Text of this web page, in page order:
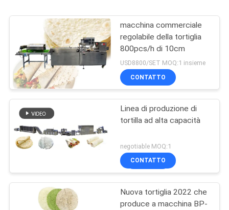
macchina commerciale
regolabile della tortiglia
800pcs/h di 10cm
USD8800/SET MOQ:1 insieme
CONTATTO
Linea di produzione di
tortilla ad alta capacità
negotiable MOQ:1
CONTATTO
Nuova tortiglia 2022 che
produce a macchina BP-